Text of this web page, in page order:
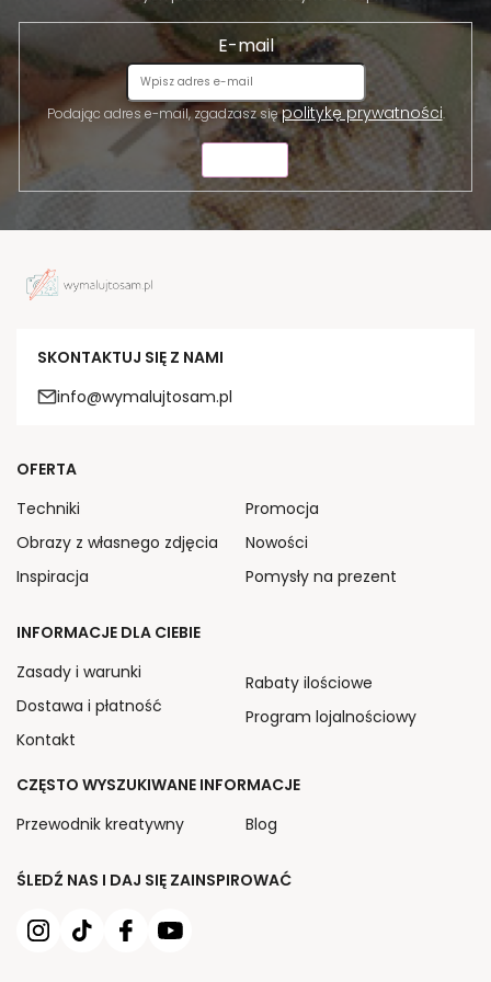
E-mail
Podając adres e-mail, zgadzasz siępolitykę prywatności.
SKONTAKTUJ SIĘ Z NAMI
info@wymalujtosam.pl
ŚLEDŹ NAS I DAJ SIĘ ZAINSPIROWAĆ
OFERTA
Techniki
Obrazy z własnego zdjęcia
Inspiracja
Promocja
Nowości
Pomysły na prezent
INFORMACJE DLA CIEBIE
Zasady i warunki
Dostawa i płatność
Kontakt
Rabaty ilościowe
Program lojalnościowy
CZĘSTO WYSZUKIWANE INFORMACJE
Przewodnik kreatywny
Blog